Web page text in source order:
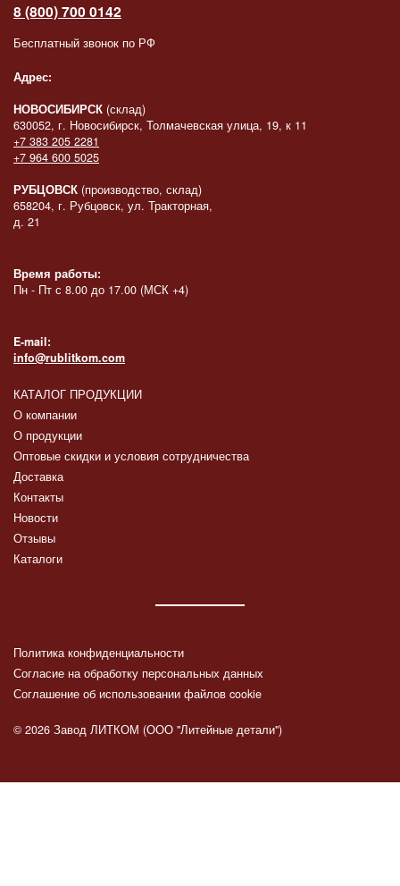
8 (800) 700 0142
Бесплатный звонок по РФ
Адрес:
НОВОСИБИРСК (склад)
630052, г. Новосибирск, Толмачевская улица, 19, к 11
+7 383 205 2281
+7 964 600 5025
РУБЦОВСК (производство, склад)
658204, г. Рубцовск, ул. Тракторная,
д. 21
Время работы:
Пн - Пт с 8.00 до 17.00 (МСК +4)
E-mail:
info@rublitkom.com
КАТАЛОГ ПРОДУКЦИИ
О компании
О продукции
Оптовые скидки и условия сотрудничества
Доставка
Контакты
Новости
Отзывы
Каталоги
Политика конфиденциальности
Согласие на обработку персональных данных
Соглашение об использовании файлов cookie
© 2026 Завод ЛИТКОМ (ООО "Литейные детали")